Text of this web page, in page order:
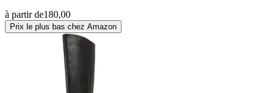
à partir de180,00
Prix le plus bas chez Amazon